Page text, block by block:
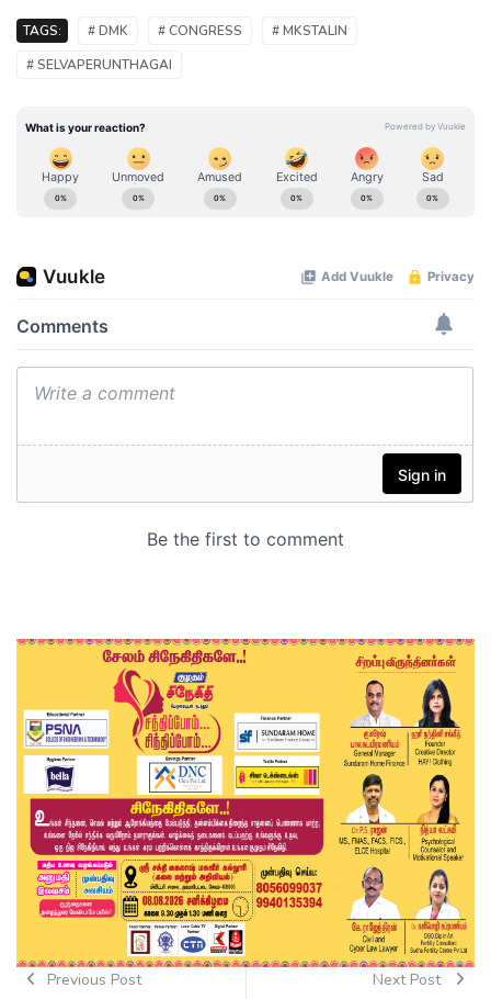
TAGS: # DMK # CONGRESS
# MKSTALIN
# SELVAPERUNTHAGAI
Previous Post Next Post